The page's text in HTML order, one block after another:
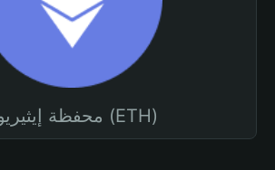
محفظة إيثيريوم (ETH)